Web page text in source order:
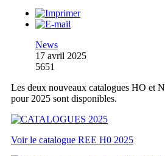
News
17 avril 2025
5651
Les deux nouveaux catalogues HO et N
pour 2025 sont disponibles.
Voir le catalogue REE H0 2025